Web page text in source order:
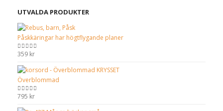
UTVALDA PRODUKTER
Påskkäringar har högtflygande planer
0out of 5
359 kr
Överblommad
0out of 5
795 kr